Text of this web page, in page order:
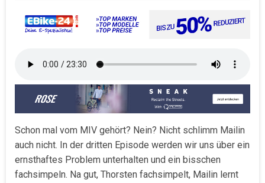
Schon mal vom MIV gehört? Nein? Nicht schlimm Mailin
auch nicht. In der dritten Episode werden wir uns über ein
ernsthaftes Problem unterhalten und ein bisschen
fachsimpeln. Na gut, Thorsten fachsimpelt, Mailin lernt